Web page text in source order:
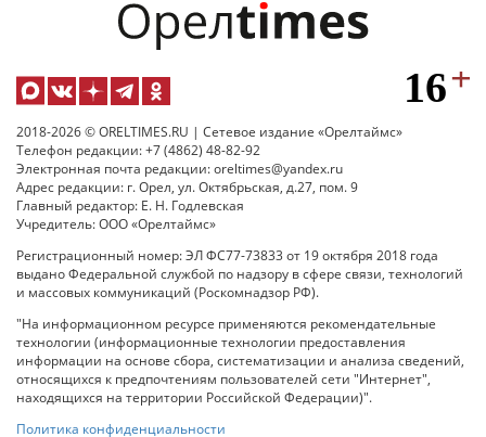
2018-2026 © ORELTIMES.RU | Сетевое издание «Орелтаймс»
Телефон редакции: +7 (4862) 48-82-92
Электронная почта редакции: oreltimes@yandex.ru
Адрес редакции: г. Орел, ул. Октябрьская, д.27, пом. 9
Главный редактор: Е. Н. Годлевская
Учредитель: ООО «Орелтаймс»
Регистрационный номер: ЭЛ ФС77-73833 от 19 октября 2018 года
выдано Федеральной службой по надзору в сфере связи, технологий
и массовых коммуникаций (Роскомнадзор РФ).
"На информационном ресурсе применяются рекомендательные
технологии (информационные технологии предоставления
информации на основе сбора, систематизации и анализа сведений,
относящихся к предпочтениям пользователей сети "Интернет",
находящихся на территории Российской Федерации)".
Политика конфиденциальности